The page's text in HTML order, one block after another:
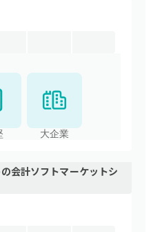
大企業
の会計ソフトマーケットシ